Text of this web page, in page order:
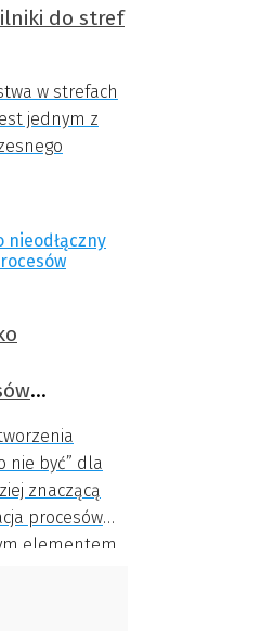
do stref
w strefach
jednym z
nie być” dla
znaczącą
procesów
elementem